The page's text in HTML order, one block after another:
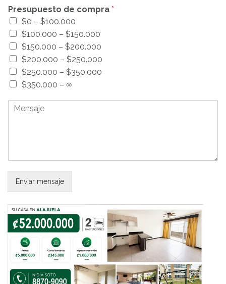
Presupuesto de compra *
$0 – $100.000
$100.000 – $150.000
$150.000 – $200.000
$200.000 – $250.000
$250.000 – $350.000
$350.000 – ∞
Enviar mensaje